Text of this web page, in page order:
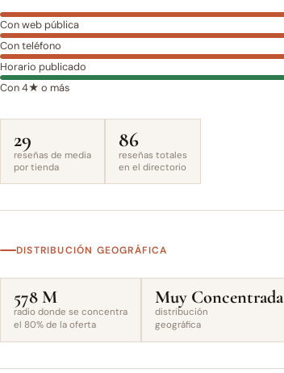
Con web pública
Con teléfono
Horario publicado
Con 4★ o más
29
reseñas de media
por tienda
86
reseñas totales
en el directorio
DISTRIBUCIÓN GEOGRÁFICA
578 M
radio donde se concentra
el 80% de la oferta
Muy Concentrada
distribución
geográfica